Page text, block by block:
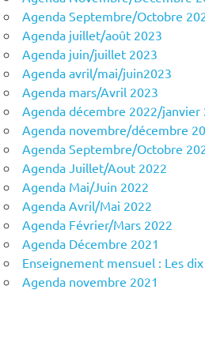
Agenda Septembre/Octobre
Agenda juillet/août 2023
Agenda juin/juillet 2023
Agenda avril/mai/juin2023
Agenda mars/Avril 2023
Agenda décembre 2022/janvier
Agenda novembre/décembre
Agenda Septembre/Octobre
Agenda Juillet/Aout 2022
Agenda Mai/Juin 2022
Agenda Avril/Mai 2022
Agenda Février/Mars 2022
Agenda Décembre 2021
Enseignement mensuel : Les
Agenda novembre 2021